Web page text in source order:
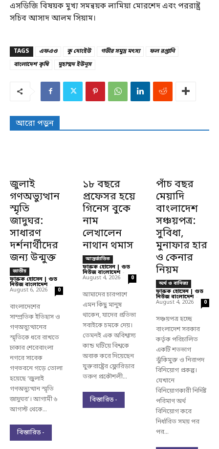
এসডিজি বিষয়ক মুখ্য সমন্বয়ক লামিয়া মোরশেদ এবং পররাষ্ট্র
সচিব আসাদ আলম সিয়াম।
TAGS এফএও কু দোংইউ গভীর সমুদ্র মৎস্য
ফল রপ্তানি
বাংলাদেশ কৃষি
মুহাম্মদ ইউনূস
আরো পড়ুন
জুলাই
গণঅভ্যুত্থান
স্মৃতি
জাদুঘর:
সাধারণ
দর্শনার্থীদের
জন্য উন্মুক্ত
জাতীয়
ফারুক হোসেন | গুড
নিউজ বাংলাদেশ -
August 6, 2026 0
বাংলাদেশের
সাম্প্রতিক ইতিহাস ও
গণঅভ্যুত্থানের
স্মৃতিকে ধরে রাখতে
ঢাকার শেরেবাংলা
নগরে সাবেক
গণভবনে গড়ে তোলা
হয়েছে ‘জুলাই
গণঅভ্যুত্থান স্মৃতি
জাদুঘর’। আগামী ৬
আগস্ট থেকে...
বিস্তারিত -
১৮ বছরে
প্রফেসর হয়ে
গিনেস বুকে
নাম
লেখালেন
নাথান থমাস
আন্তর্জাতিক
ফারুক হোসেন | গুড
নিউজ বাংলাদেশ -
August 4, 2026 0
আমাদের চারপাশে
এমন কিছু মানুষ
থাকেন, যাদের প্রতিভা
সবাইকে চমকে দেয়।
তেমনই এক অবিশ্বাস্য
কান্ড ঘটিয়ে বিশ্বকে
অবাক করে দিয়েছেন
যুক্তরাষ্ট্রের ফ্লোরিডার
তরুণ প্রকৌশলী...
বিস্তারিত -
পাঁচ বছর
মেয়াদি
বাংলাদেশ
সঞ্চয়পত্র:
সুবিধা,
মুনাফার হার
ও কেনার
নিয়ম
অর্থ ও বানিজ্য
ফারুক হোসেন | গুড
নিউজ বাংলাদেশ -
August 4, 2026 0
সঞ্চয়পত্র হচ্ছে
বাংলাদেশ সরকার
কর্তৃক পরিচালিত
একটি শতভাগ
ঝুঁকিমুক্ত ও নিরাপদ
বিনিয়োগ প্রকল্প।
যেখানে
বিনিয়োগকারী নির্দিষ্ট
পরিমাণ অর্থ
বিনিয়োগ করে
নির্ধারিত সময় পর
পর...